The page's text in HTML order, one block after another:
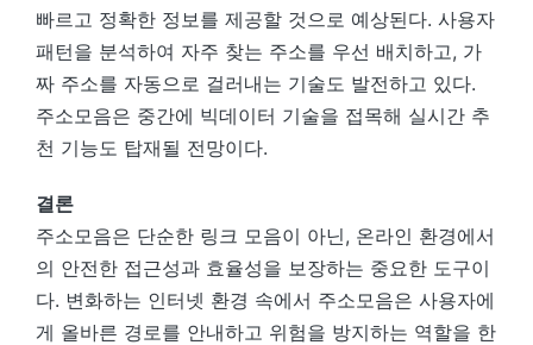
빠르고 정확한 정보를 제공할 것으로 예상된다. 사용자
패턴을 분석하여 자주 찾는 주소를 우선 배치하고, 가
짜 주소를 자동으로 걸러내는 기술도 발전하고 있다.
주소모음은 중간에 빅데이터 기술을 접목해 실시간 추
천 기능도 탑재될 전망이다.
결론
주소모음은 단순한 링크 모음이 아닌, 온라인 환경에서
의 안전한 접근성과 효율성을 보장하는 중요한 도구이
다. 변화하는 인터넷 환경 속에서 주소모음은 사용자에
게 올바른 경로를 안내하고 위험을 방지하는 역할을 한